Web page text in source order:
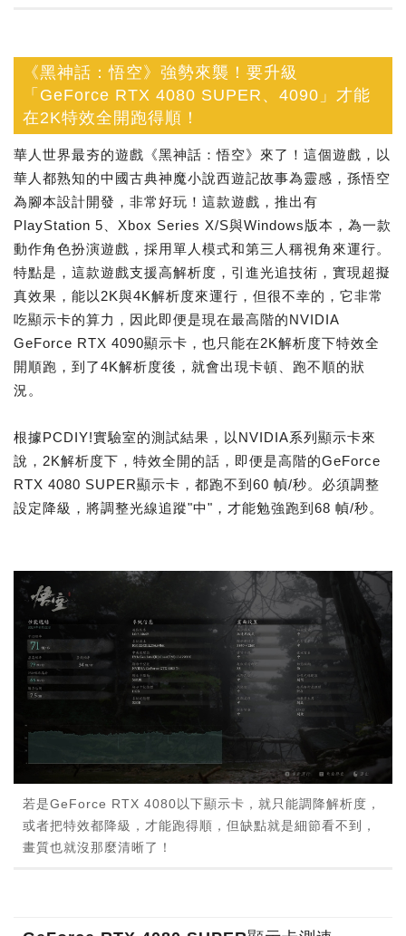
《黑神話：悟空》強勢來襲！要升級
「GeForce RTX 4080 SUPER、4090」才能
在2K特效全開跑得順！
華人世界最夯的遊戲《黑神話：悟空》來了！這個遊戲，以
華人都熟知的中國古典神魔小說西遊記故事為靈感，孫悟空
為腳本設計開發，非常好玩！這款遊戲，推出有
PlayStation 5、Xbox Series X/S與Windows版本，為一款
動作角色扮演遊戲，採用單人模式和第三人稱視角來運行。
特點是，這款遊戲支援高解析度，引進光追技術，實現超擬
真效果，能以2K與4K解析度來運行，但很不幸的，它非常
吃顯示卡的算力，因此即便是現在最高階的NVIDIA
GeForce RTX 4090顯示卡，也只能在2K解析度下特效全
開順跑，到了4K解析度後，就會出現卡頓、跑不順的狀
況。
根據PCDIY!實驗室的測試結果，以NVIDIA系列顯示卡來
說，2K解析度下，特效全開的話，即便是高階的GeForce
RTX 4080 SUPER顯示卡，都跑不到60 幀/秒。必須調整
設定降級，將調整光線追蹤"中"，才能勉強跑到68 幀/秒。
若是GeForce RTX 4080以下顯示卡，就只能調降解析度，
或者把特效都降級，才能跑得順，但缺點就是細節看不到，
畫質也就沒那麼清晰了！